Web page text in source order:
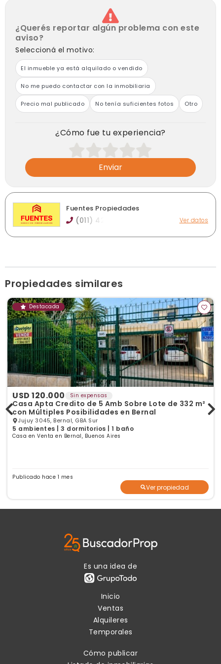
¿Querés reportar algún problema con este
aviso?
Seleccioná el motivo:
El inmueble ya está alquilado o vendido
No me puedo contactar con la inmobiliaria
Precio mal publicado No tenía suficientes fotos Otro
¿Cómo fue tu experiencia?
Enviar
Fuentes Propiedades
(011) 42 Ver datos
Ver publicaciones de la inmobiliaria
Propiedades similares
Destacada
USD 120.000 Sin expensas
Casa Apta Credito de 5 Amb Sobre Lote de 332 m²
con Múltiples Posibilidades en Bernal
Jujuy 3045, Bernal, GBA Sur
5 ambientes | 3 dormitorios | 1 baño
Casa en Venta en Bernal, Buenos Aires
Publicado hace 1 mes
Ver propiedad
Es una idea de
Inicio
Ventas
Alquileres
Temporales
Cómo publicar